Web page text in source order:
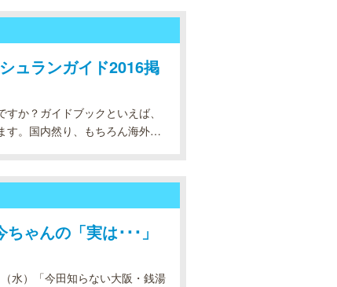
ュランガイド2016掲
か？ガイドブックといえば、
す。国内然り、もちろん海外も
ゃんの「実は･･･」
水）「今田知らない大阪・銭湯